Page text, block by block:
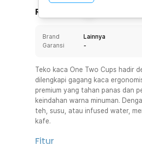
Toko
Toko
Pick n
Pick n Go
Rincian Produk
Brand
Lainnya
Garansi
-
Teko kaca One Two Cups hadir
dilengkapi gagang kaca
premium yang tahan panas dan
keindahan warna minuman.
teh, susu, atau infused water,
kafe.
Fitur